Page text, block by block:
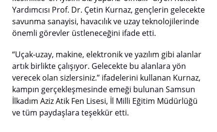
Yardımcısı Prof. Dr. Çetin Kurnaz, gençlerin gelecekte
savunma sanayisi, havacılık ve uzay teknolojilerinde
önemli görevler üstleneceğini ifade etti.
“Uçak-uzay, makine, elektronik ve yazılım gibi alanlar
artık birlikte çalışıyor. Gelecekte bu alanlara yön
verecek olan sizlersiniz.” ifadelerini kullanan Kurnaz,
kampın gerçekleşmesinde emeği bulunan Samsun
İlkadım Aziz Atik Fen Lisesi, İl Milli Eğitim Müdürlüğü
ve tüm paydaşlara teşekkür etti.